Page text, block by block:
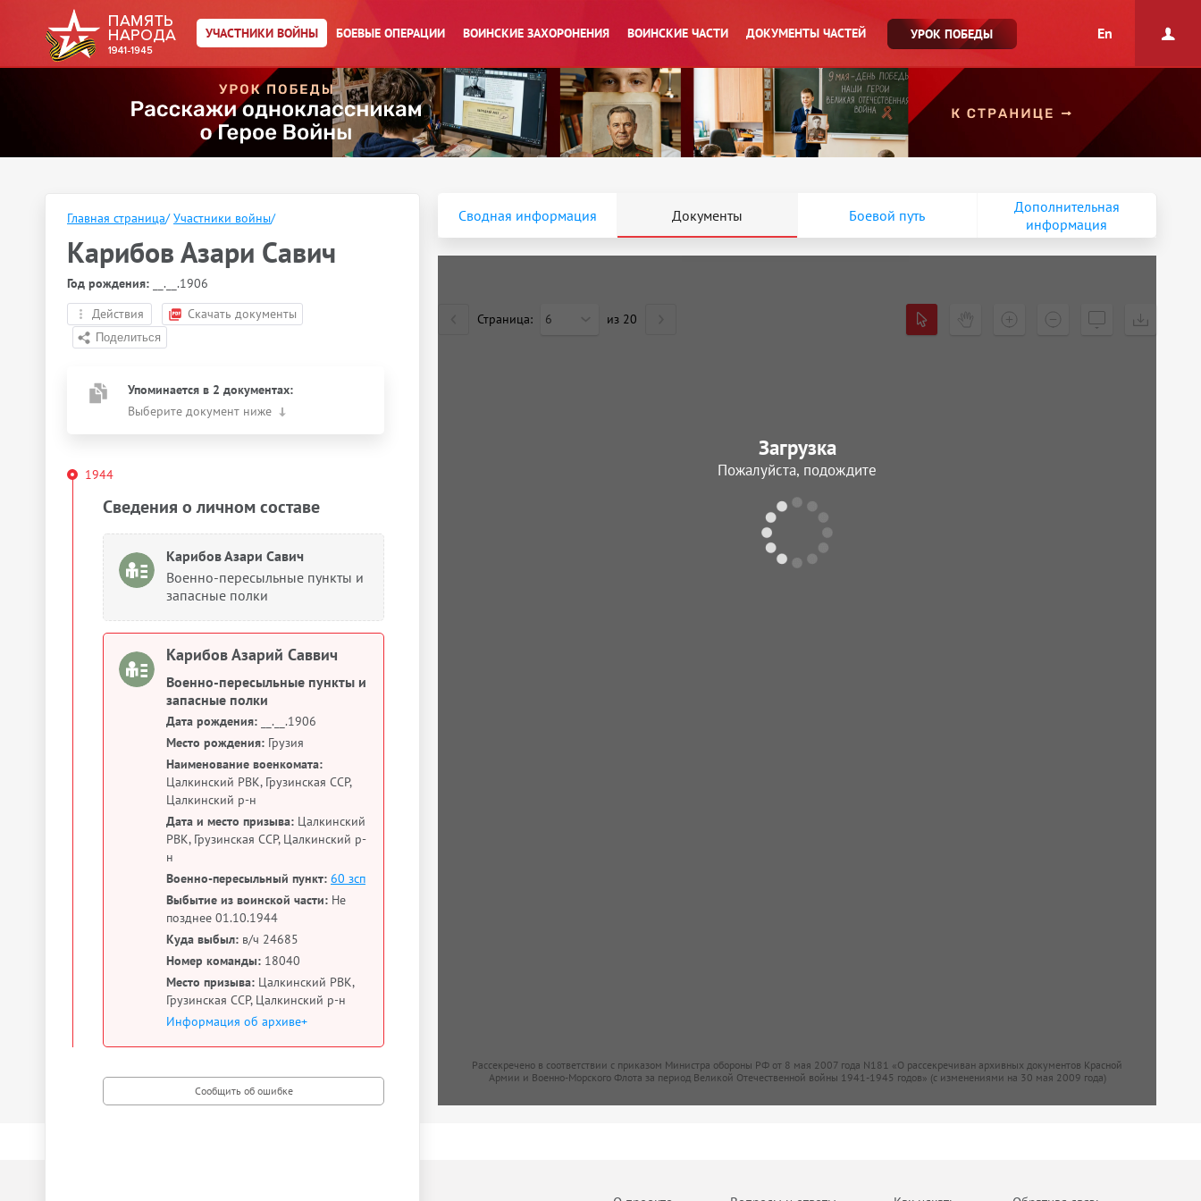
УЧАСТНИКИ ВОЙНЫ БОЕВЫЕ ОПЕРАЦИИ ВОИНСКИЕ ЗАХОРОНЕНИЯ ВОИНСКИЕ ЧАСТИ ДОКУМЕНТЫ ЧАСТЕЙ УРОК ПОБЕДЫ En
Главная страница/ Участники войны/
Карибов Азари Савич
Год рождения: __.__.1906
Действия
Скачать документы
Упоминается в 2 документах:
Выберите документ ниже
1944
Сведения о личном составе
Карибов Азари Савич
Военно-пересыльные пункты и
запасные полки
Карибов Азарий Саввич
Военно-пересыльные пункты и
запасные полки
Дата рождения: __.__.1906
Место рождения: Грузия
Наименование военкомата:
Цалкинский РВК, Грузинская ССР,
Цалкинский р-н
Дата и место призыва: Цалкинский
РВК, Грузинская ССР, Цалкинский р-
н
Военно-пересыльный пункт: 60 зсп
Выбытие из воинской части: Не
позднее 01.10.1944
Куда выбыл: в/ч 24685
Номер команды: 18040
Место призыва: Цалкинский РВК,
Грузинская ССР, Цалкинский р-н
Информация об архиве+
Сводная информация Документы Боевой путь
Дополнительная
информация
Страница: 6 из 20
Рассекречено в соответствии с приказом Министра обороны РФ от 8 мая 2007 года N181 «О рассекречиван архивных документов Красной
Армии и Военно-Морского Флота за период Великой Отечественной войны 1941-1945 годов» (с изменениями на 30 мая 2009 года)
Загрузка
Пожалуйста, подождите